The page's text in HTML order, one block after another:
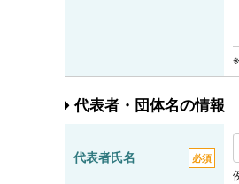
代表者・団体名の情報
代表者氏名 必須